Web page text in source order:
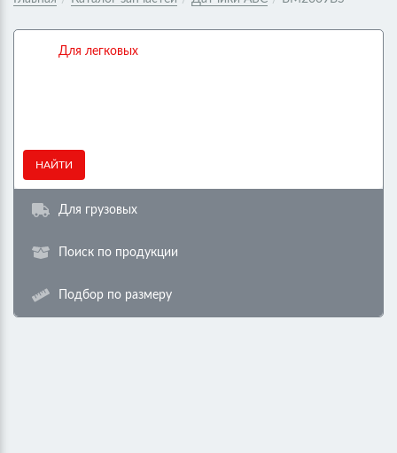
Для легковых
НАЙТИ
Для грузовых
Поиск по продукции
Подбор по размеру